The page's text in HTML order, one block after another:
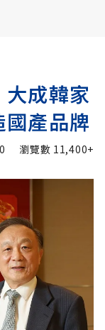
成韓家
產品牌
瀏覽數 11,400+